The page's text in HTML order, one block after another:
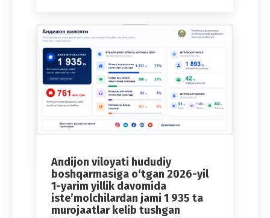
Andijon viloyati hududiy
boshqarmasiga o‘tgan 2026-yil
1-yarim yillik davomida
iste’molchilardan jami 1 935 ta
murojaatlar kelib tushgan